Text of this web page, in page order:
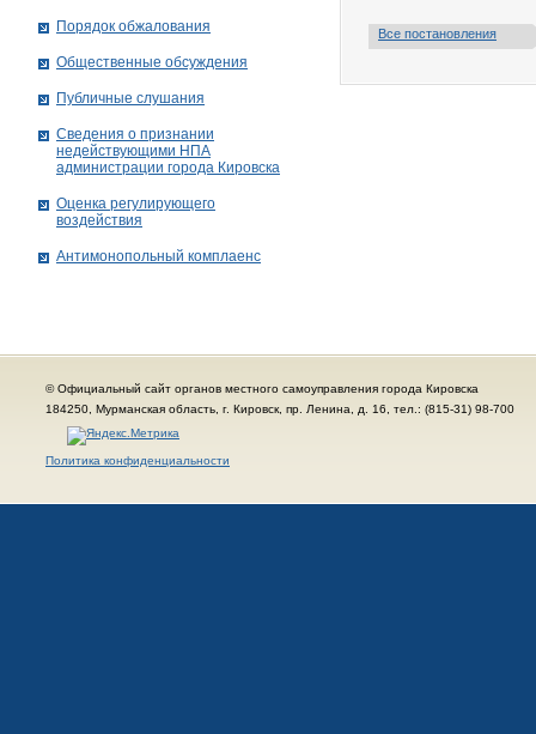
Все постановления
Порядок обжалования
Общественные обсуждения
Публичные слушания
Сведения о признании
недействующими НПА
администрации города Кировскa
Оценка регулирующего
воздействия
Антимонопольный комплаенс
© Официальный сайт органов местного самоуправления города Кировска
184250, Мурманская область, г. Кировск, пр. Ленина, д. 16, тел.: (815-31) 98-700
Политика конфиденциальности